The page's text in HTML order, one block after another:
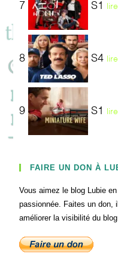
7 S1
8 S4
9 S1
FAIRE UN DON À
Vous aimez le blog Lubie
passionnée. Faites un don,
améliorer la visibilité du